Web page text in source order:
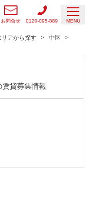
お問合せ 0120-095-889 MENU
アから探す
中区
賃貸募集情報